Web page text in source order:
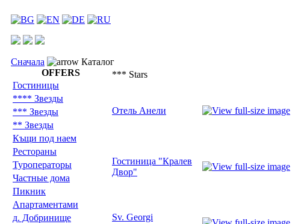
Сначала
Каталог
OFFERS
Гостиницы
**** Звезды
*** Звезды
** Звезды
Къщи под наем
Рестораны
Туроператоры
Частные дома
Пикник
Aпартаментами
д. Добринище
*** Stars
Отель Анели
Гостиница "Кралев
Двор"
Sv. Georgi